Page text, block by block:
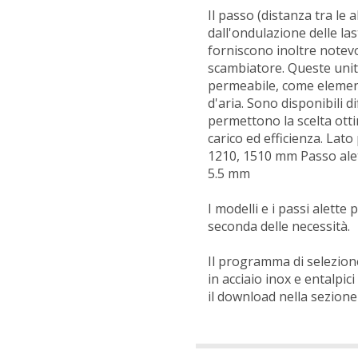
Il passo (distanza tra le
dall'ondulazione delle
forniscono inoltre
scambiatore. Queste
permeabile, come
d'aria. Sono disponibili
permettono la scelta
carico ed efficienza. Lato
1210, 1510 mm Passo
5.5 mm
I modelli e i passi alette
seconda delle necessità.
Il programma di
in acciaio inox e entalpici
il download nella